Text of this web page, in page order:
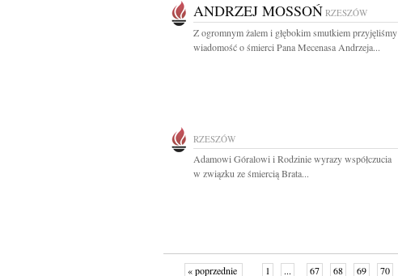
ANDRZEJ MOSSOŃ RZESZÓW
Z ogromnym żalem i głębokim smutkiem przyjęliśmy
wiadomość o śmierci Pana Mecenasa Andrzeja...
RZESZÓW
Adamowi Góralowi i Rodzinie wyrazy współczucia
w związku ze śmiercią Brata...
« poprzednie 1 ... 67 68 69 70